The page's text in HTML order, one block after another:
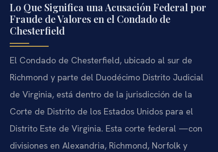
Lo Que Significa una Acusación Federal por
Fraude de Valores en el Condado de
Chesterfield
El Condado de Chesterfield, ubicado al sur de
Richmond y parte del Duodécimo Distrito Judicial
de Virginia, está dentro de la jurisdicción de la
Corte de Distrito de los Estados Unidos para el
Distrito Este de Virginia. Esta corte federal —con
divisiones en Alexandria, Richmond, Norfolk y